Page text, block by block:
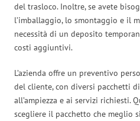
del trasloco. Inoltre, se avete
l’imballaggio, lo smontaggio e il
necessità di un deposito
costi aggiuntivi.
L’azienda offre un preventivo
del cliente, con diversi pacchetti
all’ampiezza e ai servizi richiesti.
scegliere il pacchetto che meglio